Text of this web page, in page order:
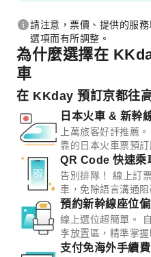
請注意，票價、提供的服
選項而有所調整。
為什麼選擇在
車
在 KKday 預訂京都往
日本火車 & 新幹
上萬旅客好評推薦
靠的日本火車票預
QR Code 快速乘
告別排隊！ 線上訂
車，免除語言溝通
預約新幹線座位
線上選位超簡單。
李放置區，精準掌握
支付免海外手續費